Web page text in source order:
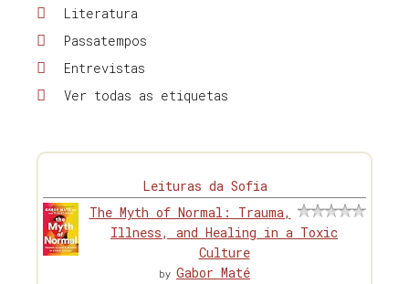
Literatura
Passatempos
Entrevistas
Ver todas as etiquetas
Leituras da Sofia
The Myth of Normal: Trauma,
Illness, and Healing in a Toxic
Culture
by Gabor Maté